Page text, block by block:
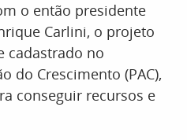
o então presidente
Carlini, o projeto
cadastrado no
do Crescimento (PAC),
conseguir recursos e